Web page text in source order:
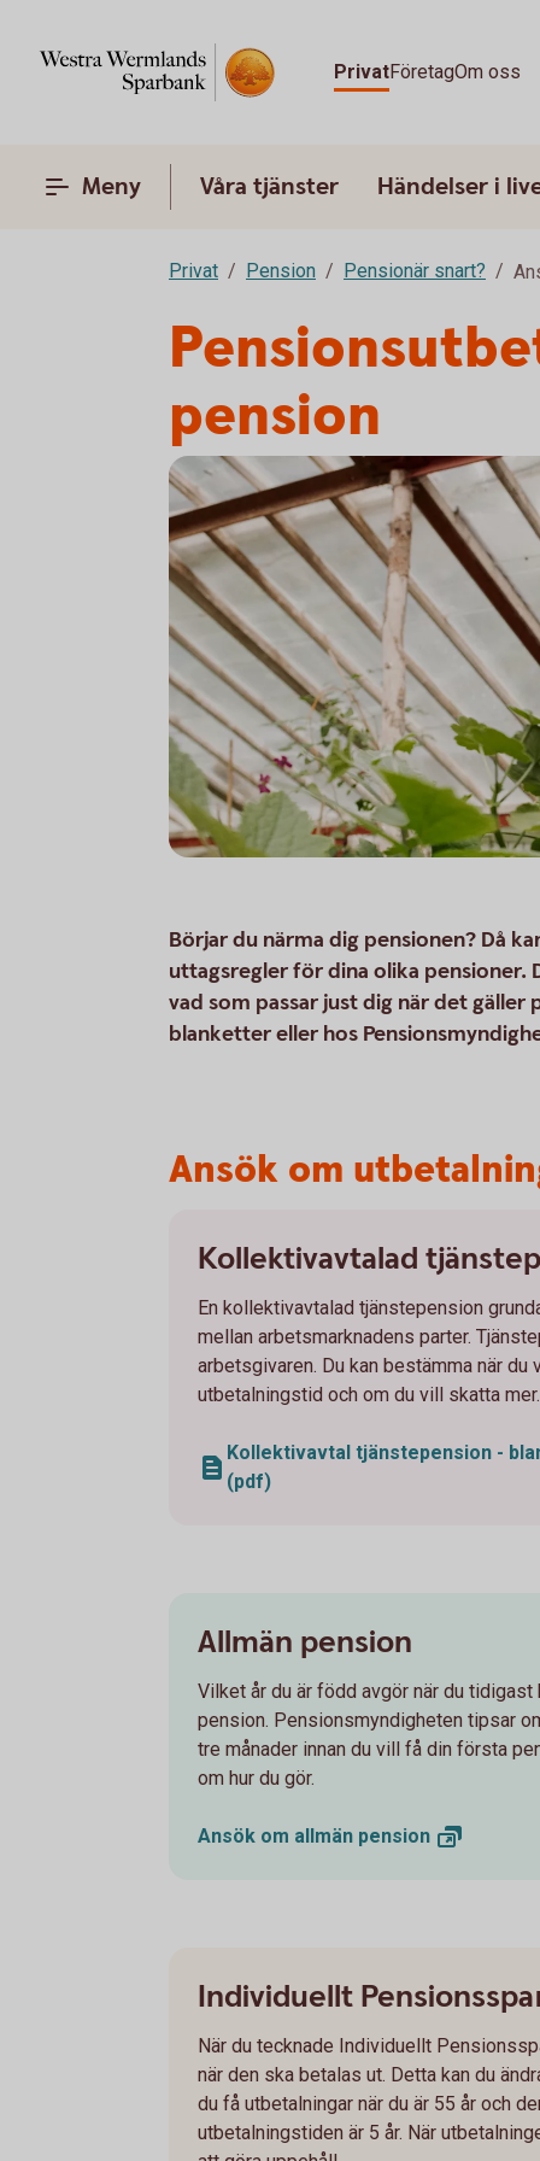
PrivatFöretagOm oss
Meny Våra tjänster Händelser i
Privat Pension Pensionär snart?
pension
Börjar du närma dig pensionen? Då
uttagsregler för dina olika pensioner.
vad som passar just dig när det gäller
blanketter eller hos
Ansök om
Kollektivavtalad
En kollektivavtalad tjänstepension
mellan arbetsmarknadens parter.
arbetsgivaren. Du kan bestämma när du
utbetalningstid och om du vill skatta mer.
Kollektivavtal tjänstepension -
(pdf)
Allmän pension
Vilket år du är född avgör när du tidigast
pension. Pensionsmyndigheten tipsar
tre månader innan du vill få din första
om hur du gör.
Ansök om allmän pension
Individuellt
När du tecknade Individuellt
när den ska betalas ut. Detta kan du
du få utbetalningar när du är 55 år och
utbetalningstiden är 5 år. När